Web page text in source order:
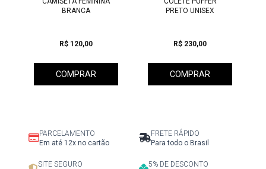
BRANCA
R$ 120,00
COMPRAR
PRETO UNISEX
R$ 230,00
COMPRAR
PARCELAMENTO
Em até 12x no cartão
FRETE RÁPIDO
Para todo o Brasil
SITE SEGURO
5% DE DESCONTO